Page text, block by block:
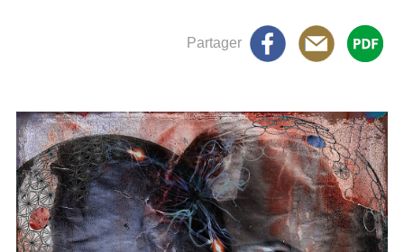
Partager